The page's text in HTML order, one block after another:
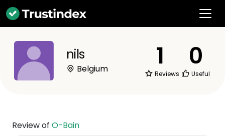
nils
Belgium 1
Reviews
0
Useful
Review of O-Bain